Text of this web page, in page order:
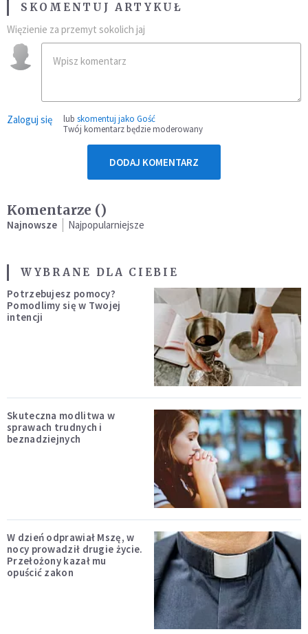
SKOMENTUJ ARTYKUŁ
Więzienie za przemyt sokolich jaj
Zaloguj się lub skomentuj jako Gość
Twój komentarz będzie moderowany
DODAJ KOMENTARZ
Komentarze ()
Najnowsze Najpopularniejsze
WYBRANE DLA CIEBIE
Potrzebujesz pomocy?
Pomodlimy się w Twojej
intencji
Skuteczna modlitwa w
sprawach trudnych i
beznadziejnych
W dzień odprawiał Mszę, w
nocy prowadził drugie życie.
Przełożony kazał mu
opuścić zakon